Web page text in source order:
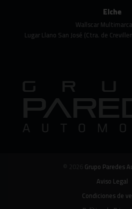
Elche
Wallscar
Lugar Llano San José (Ctra. de
Grupo Paredes
Aviso Legal
Condiciones de